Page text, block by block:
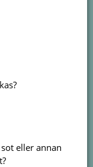
eller annan